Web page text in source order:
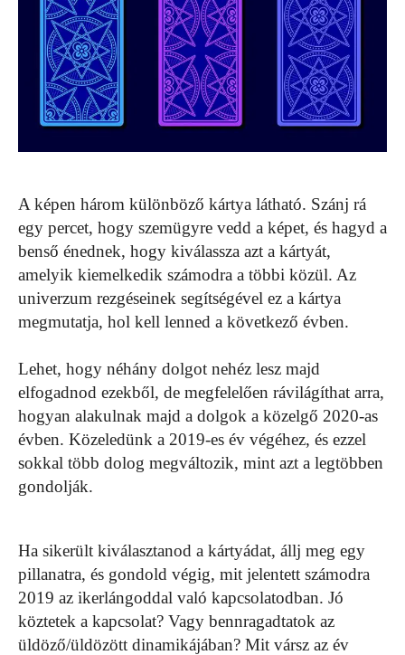
A képen három különböző kártya látható. Szánj rá
egy percet, hogy szemügyre vedd a képet, és hagyd a
benső énednek, hogy kiválassza azt a kártyát,
amelyik kiemelkedik számodra a többi közül. Az
univerzum rezgéseinek segítségével ez a kártya
megmutatja, hol kell lenned a következő évben.
Lehet, hogy néhány dolgot nehéz lesz majd
elfogadnod ezekből, de megfelelően rávilágíthat arra,
hogyan alakulnak majd a dolgok a közelgő 2020-as
évben. Közeledünk a 2019-es év végéhez, és ezzel
sokkal több dolog megváltozik, mint azt a legtöbben
gondolják.
Ha sikerült kiválasztanod a kártyádat, állj meg egy
pillanatra, és gondold végig, mit jelentett számodra
2019 az ikerlángoddal való kapcsolatodban. Jó
köztetek a kapcsolat? Vagy bennragadtatok az
üldöző/üldözött dinamikájában? Mit vársz az év